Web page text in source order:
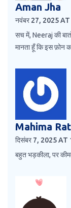
Aman Jha
नवंबर 27, 2025
सच में, Neeraj की
मानता हूँ कि इस फ़ोन
Mahima
दिसंबर 7, 2025 AT
बहुत भड़कीला, पर